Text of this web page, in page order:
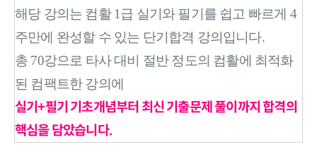
해당 강의는 컴활 1급 실기와 필기를 쉽고 빠르게 4
주만에 완성할 수 있는 단기합격 강의입니다.
총 70강으로 타사 대비 절반 정도의 컴활에 최적화
된 컴팩트한 강의에
실기+필기 기초개념부터 최신 기출문제 풀이까지 합격의
핵심을 담았습니다.